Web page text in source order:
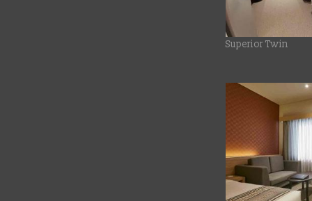
Superior Twin